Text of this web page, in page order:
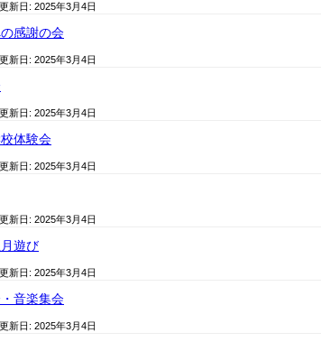
新日: 2025年3月4日
感謝の会
新日: 2025年3月4日
新日: 2025年3月4日
体験会
新日: 2025年3月4日
新日: 2025年3月4日
遊び
新日: 2025年3月4日
音楽集会
新日: 2025年3月4日